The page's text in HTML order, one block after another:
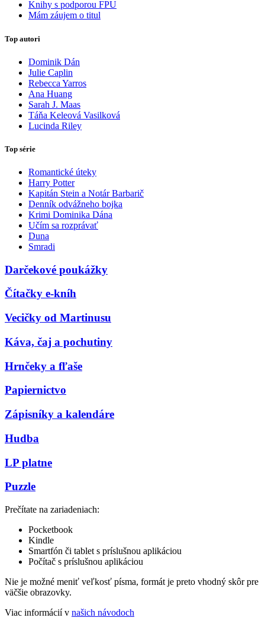
Knihy s podporou FPU
Mám záujem o titul
Top autori
Dominik Dán
Julie Caplin
Rebecca Yarros
Ana Huang
Sarah J. Maas
Táňa Keleová Vasilková
Lucinda Riley
Top série
Romantické úteky
Harry Potter
Kapitán Stein a Notár Barbarič
Denník odvážneho bojka
Krimi Dominika Dána
Učím sa rozprávať
Duna
Smradi
Darčekové poukážky
Čítačky e-kníh
Vecičky od Martinusu
Káva, čaj a pochutiny
Hrnčeky a fľaše
Papiernictvo
Zápisníky a kalendáre
Hudba
LP platne
Puzzle
Prečítate na zariadeniach:
Pocketbook
Kindle
Smartfón či tablet s príslušnou aplikáciou
Počítač s príslušnou aplikáciou
Nie je možné meniť veľkosť písma, formát je preto vhodný skôr pre
väčšie obrazovky.
Viac informácií v našich návodoch